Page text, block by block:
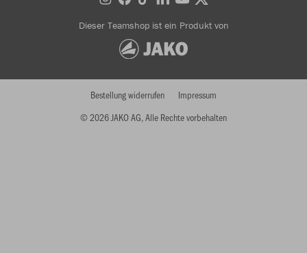
Dieser Teamshop ist ein Produkt von
© 2026 JAKO AG, Alle Rechte vorbehalten
Bestellung widerrufen Impressum